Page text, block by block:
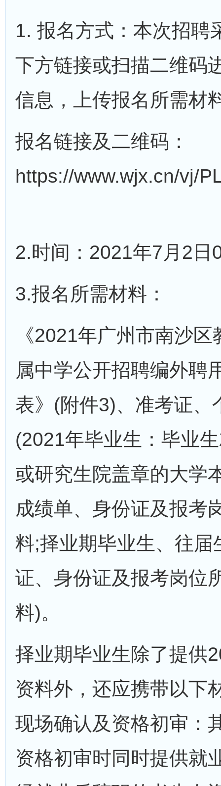
1. 报名方式：本次招聘
下方链接或扫描二维码
信息，上传报名所需材
报名链接及二维码：
https://www.wjx.cn/vj/
2.时间：2021年7月2
3.报名所需材料：
《2021年广州市南沙
属中学公开招聘编外聘
表》(附件3)、准考证、
(2021年毕业生：毕业
或研究生院盖章的大学
成绩单、身份证及报考
料;择业期毕业生、往
证、身份证及报考岗位
料)。
择业期毕业生除了提供
资料外，还应携带以下
现场确认及资格初审：
资格初审时同时提供就